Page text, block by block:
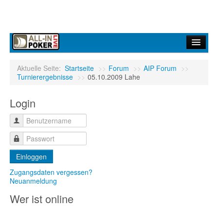
Forum
Infos
Turniere
Ergebnisdienst
Community
Aktuelle Seite: Startseite >> Forum >> AIP Forum >>
Turnierergebnisse >> 05.10.2009 Lahe
Login
Einloggen
Zugangsdaten vergessen?
Neuanmeldung
Wer ist online